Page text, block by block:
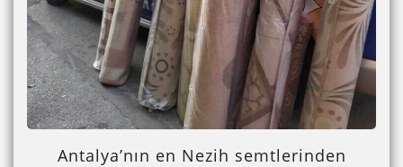
Antalya’nın en Nezih semtlerinden